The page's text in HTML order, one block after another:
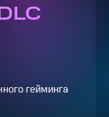
гейминга